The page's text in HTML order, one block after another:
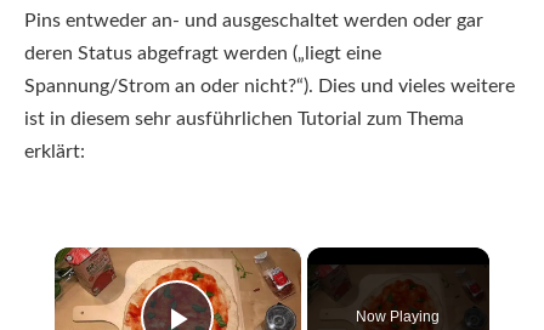
Pins entweder an- und ausgeschaltet werden oder gar
deren Status abgefragt werden („liegt eine
Spannung/Strom an oder nicht?“). Dies und vieles weitere
ist in diesem sehr ausführlichen Tutorial zum Thema
erklärt:
×
Now Playing